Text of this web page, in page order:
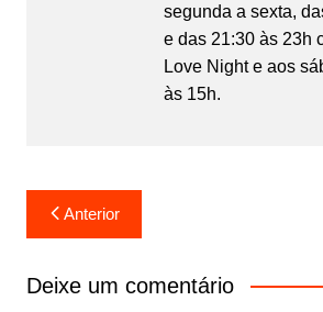
segunda a sexta,
e das 21:30 às 23h
Love Night e aos
às 15h.
Anterior
Deixe um comentário